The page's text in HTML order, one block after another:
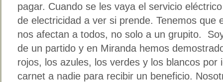
pagar. Cuando se les vaya el servicio
de electricidad a ver si prende. Tenemos que
nos afectan a todos, no solo a un grupito.
de un partido y en Miranda hemos
rojos, los azules, los verdes y los blancos por
carnet a nadie para recibir un beneficio.